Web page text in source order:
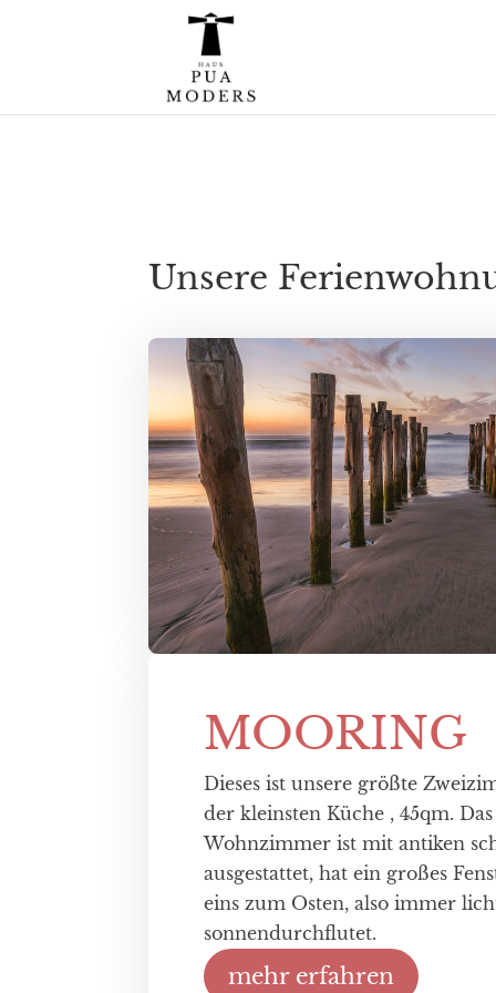
Unsere
MOORING
Dieses ist unsere größte
der kleinsten Küche , 45qm.
Wohnzimmer ist mit antiken
ausgestattet, hat ein großes
eins zum Osten, also immer
sonnendurchflutet.
mehr erfahren